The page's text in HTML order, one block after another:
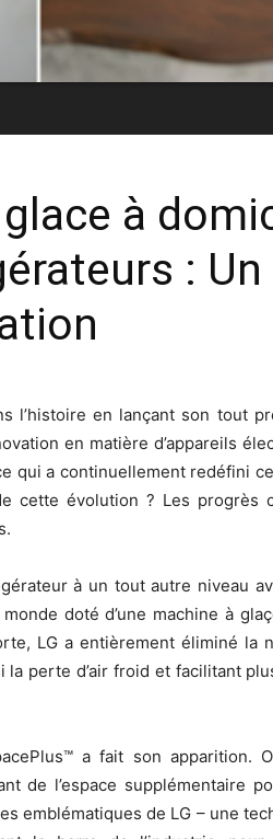
à
: Un
l’histoire en lançant son tout
en matière d’appareils
qui a continuellement redéfini
cette évolution ? Les progrès
à un tout autre niveau
doté d’une machine à
LG a entièrement éliminé la
perte d’air froid et facilitant
a fait son apparition.
de l’espace supplémentaire
emblématiques de LG – une